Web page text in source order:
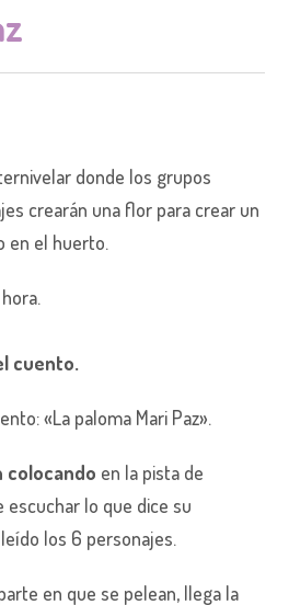
donde los grupos
crearán una flor para crear un
en el huerto.
cuento.
«La paloma Mari Paz».
colocando en la pista de
lo que dice su
los 6 personajes.
en que se pelean, llega la